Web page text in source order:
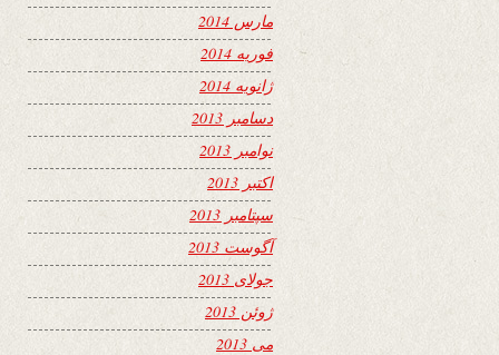
مارس 2014
فوریه 2014
ژانویه 2014
دسامبر 2013
نوامبر 2013
اکتبر 2013
سپتامبر 2013
آگوست 2013
جولای 2013
ژوئن 2013
می 2013